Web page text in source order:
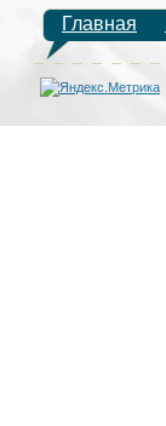
Главная